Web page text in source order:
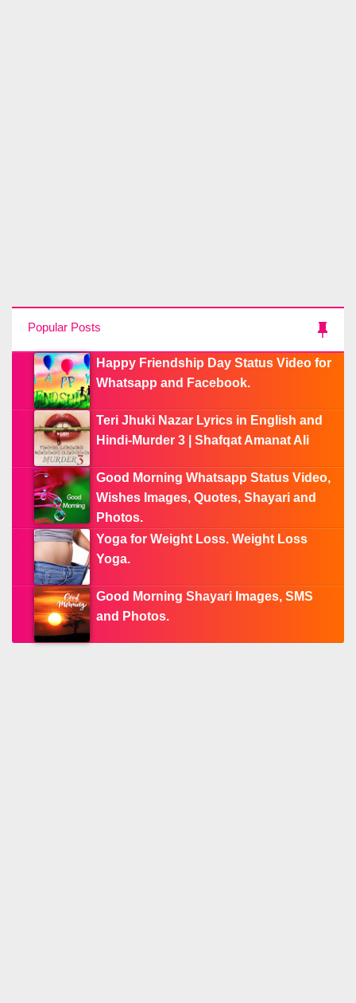
Popular Posts
Happy Friendship Day Status Video for
Whatsapp and Facebook.
Teri Jhuki Nazar Lyrics in English and
Hindi-Murder 3 | Shafqat Amanat Ali
Good Morning Whatsapp Status Video,
Wishes Images, Quotes, Shayari and
Photos.
Yoga for Weight Loss. Weight Loss
Yoga.
Good Morning Shayari Images, SMS
and Photos.